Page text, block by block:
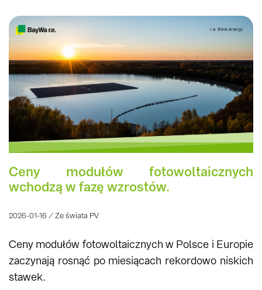
Ceny modułów fotowoltaicznych
wchodzą w fazę wzrostów.
2026-01-16 / Ze świata PV
Ceny modułów fotowoltaicznych w Polsce i Europie
zaczynają rosnąć po miesiącach rekordowo niskich
stawek.